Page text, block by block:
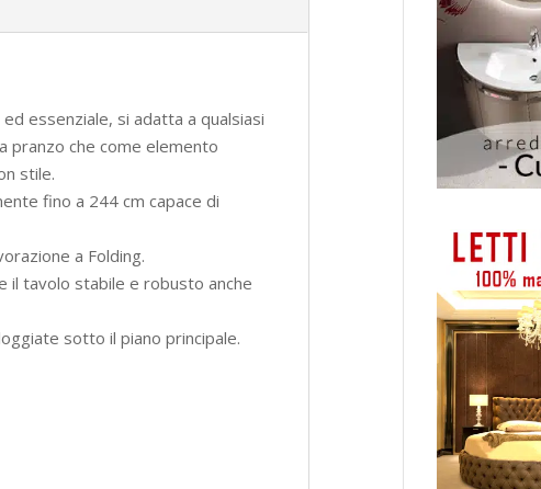
essenziale, si adatta a qualsiasi
pranzo che come elemento
stile.
fino a 244 cm capace di
a Folding.
il tavolo stabile e robusto anche
sotto il piano principale.